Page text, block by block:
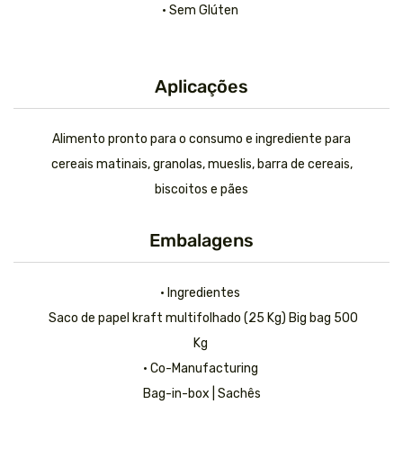
• Sem Glúten
Aplicações
Alimento pronto para o consumo e ingrediente para
cereais matinais, granolas, mueslis, barra de cereais,
biscoitos e pães
Embalagens
• Ingredientes
Saco de papel kraft multifolhado (25 Kg) Big bag 500
Kg
• Co-Manufacturing
Bag-in-box | Sachês